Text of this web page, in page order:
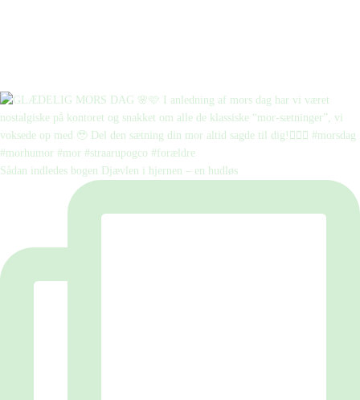
Sådan indledes bogen Djævlen i hjernen – en hudløs